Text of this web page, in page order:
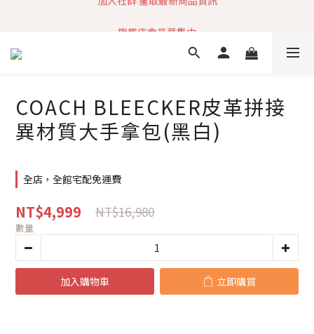
旗艦店會員募集中
快速到貨 最新商品 回饋點數無上限
COACH BLEECKER皮革拼接
異材質大手拿包(黑白)
全店，全館宅配免運費
NT$4,999 NT$16,980
數量
加入購物車 立即購買